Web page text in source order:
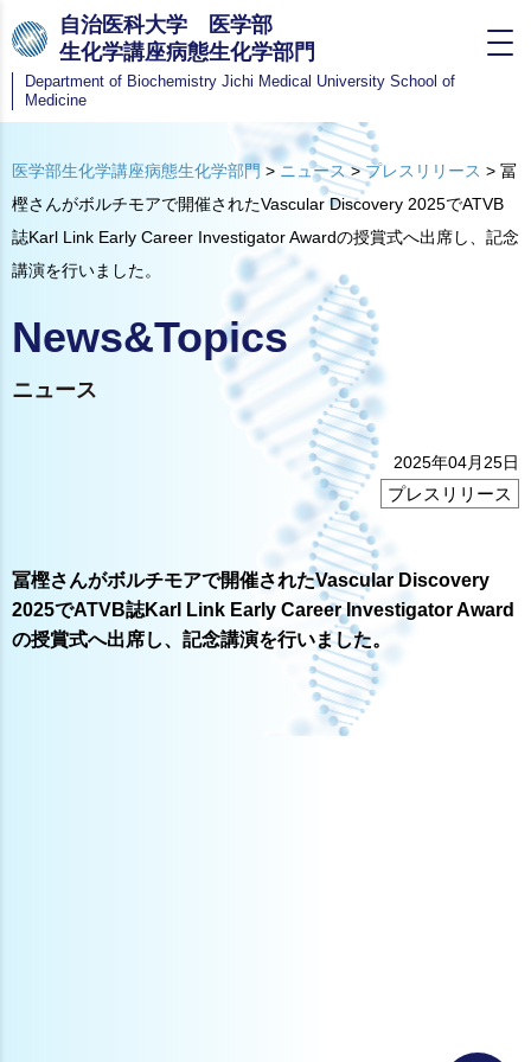
自治医科大学 医学部
生化学講座病態生化学部門
Department of Biochemistry Jichi Medical University School of
Medicine
医学部生化学講座病態生化学部門> ニュース>プレスリリース > 冨
樫さんがボルチモアで開催されたVascular Discovery 2025でATVB
誌Karl Link Early Career Investigator Awardの授賞式へ出席し、記念
講演を行いました。
News&Topics
ニュース
2025年04月25日
プレスリリース
冨樫さんがボルチモアで開催されたVascular Discovery
2025でATVB誌Karl Link Early Career Investigator Award
の授賞式へ出席し、記念講演を行いました。